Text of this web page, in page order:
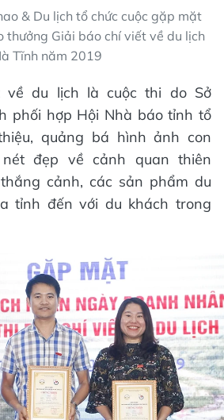
& Du lịch tổ chức cuộc gặp mặt
thưởng Giải báo chí viết về du lịch
Tĩnh năm 2019
về du lịch là cuộc thi do Sở
phối hợp Hội Nhà báo tỉnh tổ
quảng bá hình ảnh con
đẹp về cảnh quan thiên
cảnh, các sản phẩm du
tỉnh đến với du khách trong